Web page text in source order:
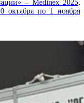
– Medinex 2025,
октября по 1 ноября